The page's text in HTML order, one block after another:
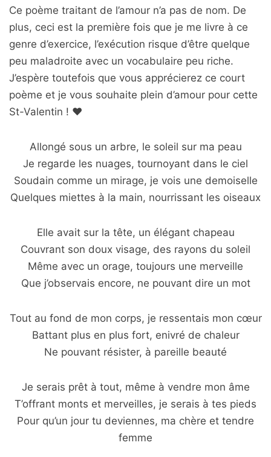
Ce poème traitant de l’amour n’a pas de nom. De
plus, ceci est la première fois que je me livre à ce
genre d’exercice, l’exécution risque d’être quelque
peu maladroite avec un vocabulaire peu riche.
J’espère toutefois que vous apprécierez ce court
poème et je vous souhaite plein d’amour pour cette
St-Valentin ! ❤
Allongé sous un arbre, le soleil sur ma peau
Je regarde les nuages, tournoyant dans le ciel
Soudain comme un mirage, je vois une demoiselle
Quelques miettes à la main, nourrissant les oiseaux
Elle avait sur la tête, un élégant chapeau
Couvrant son doux visage, des rayons du soleil
Même avec un orage, toujours une merveille
Que j’observais encore, ne pouvant dire un mot
Tout au fond de mon corps, je ressentais mon cœur
Battant plus en plus fort, enivré de chaleur
Ne pouvant résister, à pareille beauté
Je serais prêt à tout, même à vendre mon âme
T’offrant monts et merveilles, je serais à tes pieds
Pour qu’un jour tu deviennes, ma chère et tendre
femme